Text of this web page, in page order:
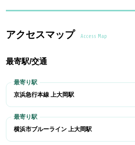
アクセスマップ Access Map
最寄駅/交通
京浜急行本線 上大岡駅
横浜市ブルーライン 上大岡駅